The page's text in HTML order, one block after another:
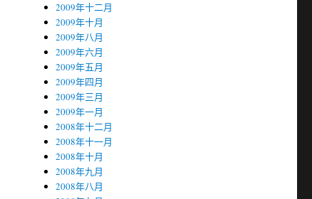
2009年十二月
2009年十月
2009年八月
2009年六月
2009年五月
2009年四月
2009年三月
2009年一月
2008年十二月
2008年十一月
2008年十月
2008年九月
2008年八月